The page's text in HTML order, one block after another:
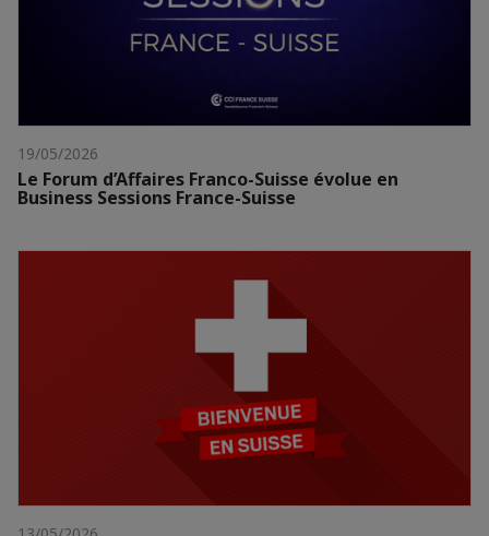
19/05/2026
Le Forum d’Affaires Franco-Suisse évolue en
Business Sessions France-Suisse